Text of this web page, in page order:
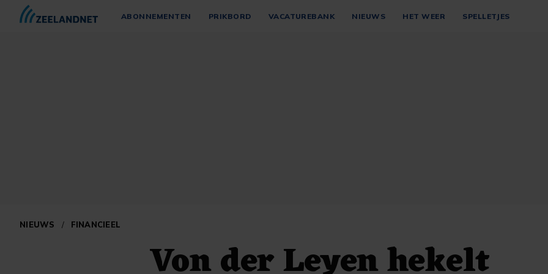
ABONNEMENTEN PRIKBORD VACATUREBANK NIEUWS HET WEER SPELLETJES
NIEUWS / FINANCIEEL